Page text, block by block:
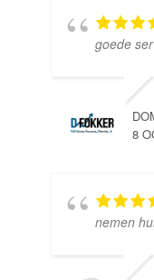
goede
8
nemen